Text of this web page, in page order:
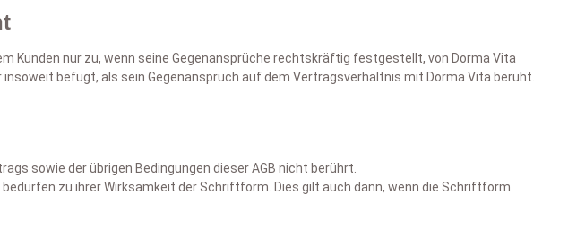
Kunden nur zu, wenn seine Gegenansprüche rechtskräftig festgestellt, von Dorma Vita
befugt, als sein Gegenanspruch auf dem Vertragsverhältnis mit Dorma Vita beruht.
sowie der übrigen Bedingungen dieser AGB nicht berührt.
zu ihrer Wirksamkeit der Schriftform. Dies gilt auch dann, wenn die Schriftform